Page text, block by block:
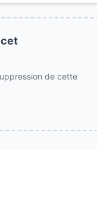
de cette